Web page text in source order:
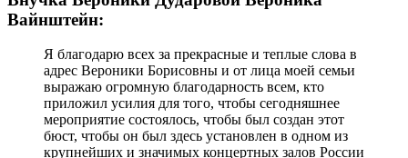
Вайнштейн:
Я благодарю всех за прекрасные и теплые слова в
адрес Вероники Борисовны и от лица моей семьи
выражаю огромную благодарность всем, кто
приложил усилия для того, чтобы сегодняшнее
мероприятие состоялось, чтобы был создан этот
бюст, чтобы он был здесь установлен в одном из
крупнейших и значимых концертных залов России